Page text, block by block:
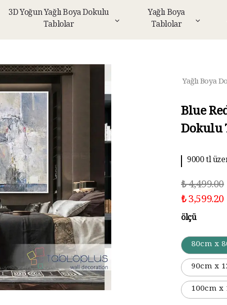
3D Yoğun Yağlı Boya Dokulu
Tablolar
Yağlı Boya
Tablolar
Yağlı Boya
Blue
Dokulu
9000 tl
₺ 4,499.00
₺ 3,599.20
ölçü
80cm x
90cm x
100cm x